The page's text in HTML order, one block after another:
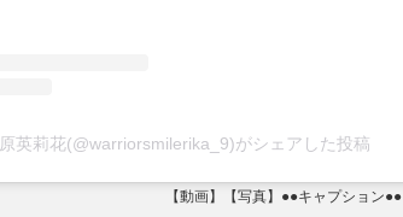
原英莉花(@warriorsmilerika_9)がシェアした投稿
【動画】【写真】●●キャプション●●